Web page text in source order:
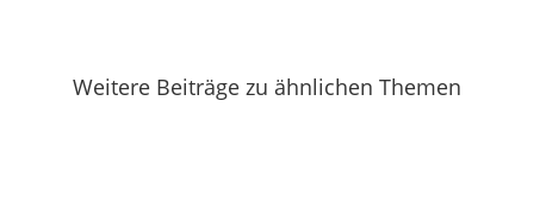
Weitere Beiträge zu ähnlichen Themen